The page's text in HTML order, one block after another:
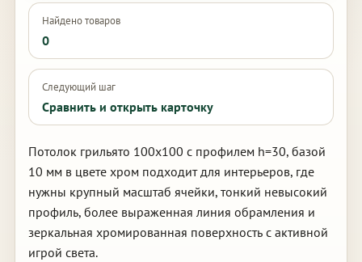
Найдено товаров
0
Следующий шаг
Сравнить и открыть карточку
Потолок грильято 100х100 с профилем h=30, базой
10 мм в цвете хром подходит для интерьеров, где
нужны крупный масштаб ячейки, тонкий невысокий
профиль, более выраженная линия обрамления и
зеркальная хромированная поверхность с активной
игрой света.